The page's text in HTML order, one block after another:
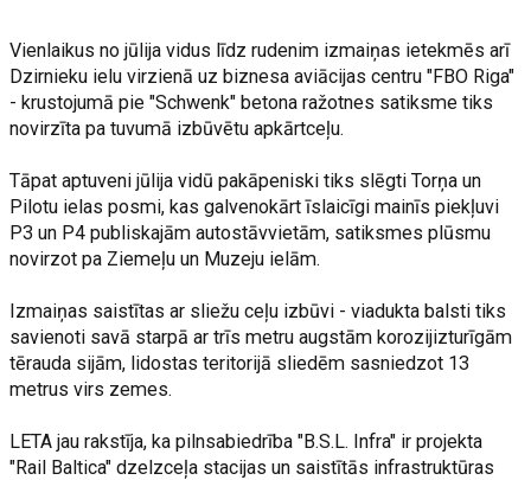
Vienlaikus no jūlija vidus līdz rudenim izmaiņas ietekmēs arī
Dzirnieku ielu virzienā uz biznesa aviācijas centru "FBO Riga"
- krustojumā pie "Schwenk" betona ražotnes satiksme tiks
novirzīta pa tuvumā izbūvētu apkārtceļu.
Tāpat aptuveni jūlija vidū pakāpeniski tiks slēgti Torņa un
Pilotu ielas posmi, kas galvenokārt īslaicīgi mainīs piekļuvi
P3 un P4 publiskajām autostāvvietām, satiksmes plūsmu
novirzot pa Ziemeļu un Muzeju ielām.
Izmaiņas saistītas ar sliežu ceļu izbūvi - viadukta balsti tiks
savienoti savā starpā ar trīs metru augstām korozijizturīgām
tērauda sijām, lidostas teritorijā sliedēm sasniedzot 13
metrus virs zemes.
LETA jau rakstīja, ka pilnsabiedrība "B.S.L. Infra" ir projekta
"Rail Baltica" dzelzceļa stacijas un saistītās infrastruktūras